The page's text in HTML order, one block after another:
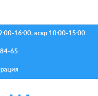
16:00, вскр 10:00-15:00
65